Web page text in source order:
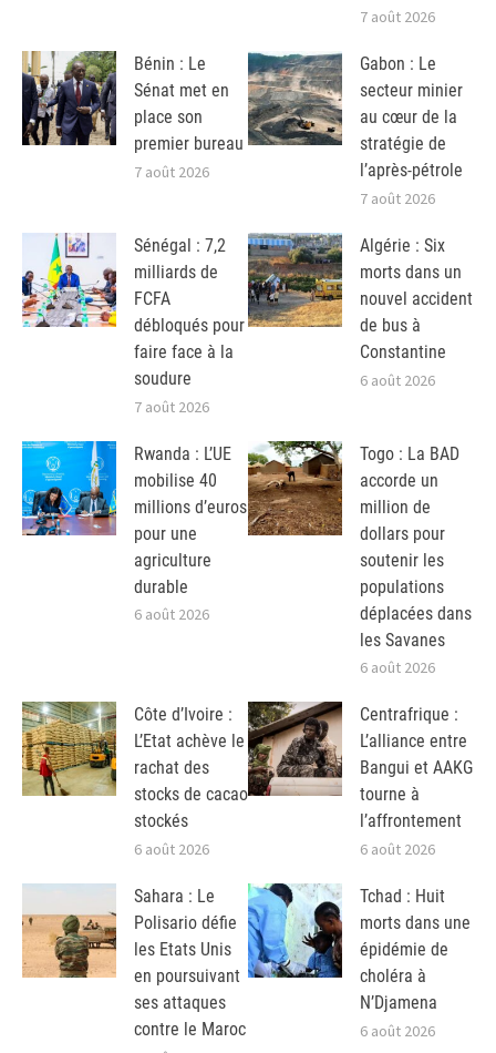
7 août 2026
Bénin : Le
Sénat met en
place son
premier bureau
7 août 2026
Gabon : Le
secteur minier
au cœur de la
stratégie de
l’après-pétrole
7 août 2026
Sénégal : 7,2
milliards de
FCFA
débloqués pour
faire face à la
soudure
7 août 2026
Algérie : Six
morts dans un
nouvel accident
de bus à
Constantine
6 août 2026
Rwanda : L’UE
mobilise 40
millions d’euros
pour une
agriculture
durable
6 août 2026
Togo : La BAD
accorde un
million de
dollars pour
soutenir les
populations
déplacées dans
les Savanes
6 août 2026
Côte d’Ivoire :
L’Etat achève le
rachat des
stocks de cacao
stockés
6 août 2026
Centrafrique :
L’alliance entre
Bangui et AAKG
tourne à
l’affrontement
6 août 2026
Sahara : Le
Polisario défie
les Etats Unis
en poursuivant
ses attaques
contre le Maroc
Tchad : Huit
morts dans une
épidémie de
choléra à
N’Djamena
6 août 2026